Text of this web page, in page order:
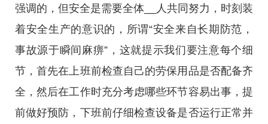
强调的，但安全是需要全体__人共同努力，时刻装
着安全生产的意识的，所谓“安全来自长期防范，
事故源于瞬间麻痹”，这就提示我们要注意每个细
节，首先在上班前检查自己的劳保用品是否配备齐
全，然后在工作时充分考虑哪些环节容易出事，提
前做好预防，下班前仔细检查设备是否运行正常并